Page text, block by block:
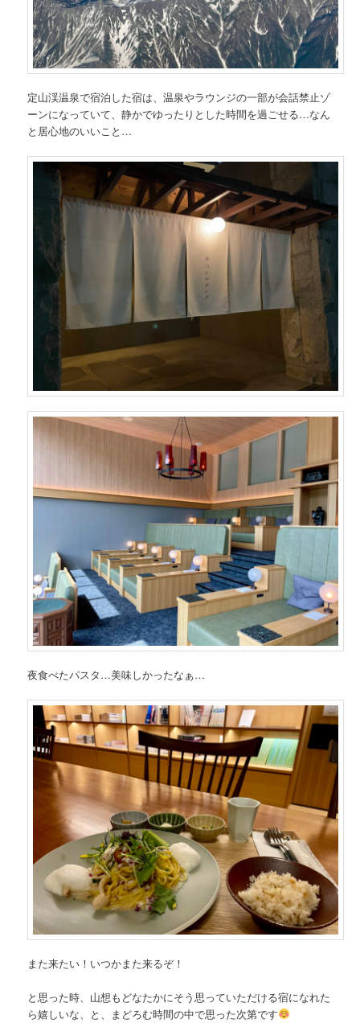
定山渓温泉で宿泊した宿は、温泉やラウンジの一部が会話禁止ゾ
ーンになっていて、静かでゆったりとした時間を過ごせる…なん
と居心地のいいこと…
夜食べたパスタ…美味しかったなぁ…
また来たい！いつかまた来るぞ！
と思った時、山想もどなたかにそう思っていただける宿になれた
ら嬉しいな、と、まどろむ時間の中で思った次第です